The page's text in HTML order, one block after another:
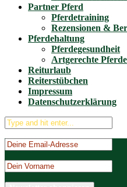
Partner Pferd
Pferdetraining
Rezensionen &
Pferdehaltung
Pferdegesundheit
Artgerechte
Reiturlaub
Reiterstübchen
Impressum
Datenschutzerklärung